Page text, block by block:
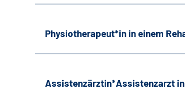
Physiotherapeut*in in einem
Assistenzärztin*Assistenzarzt